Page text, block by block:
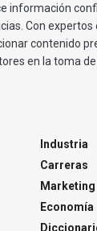
información
Con
contenido
en la toma
Industria
Carreras
Marketing
Economía